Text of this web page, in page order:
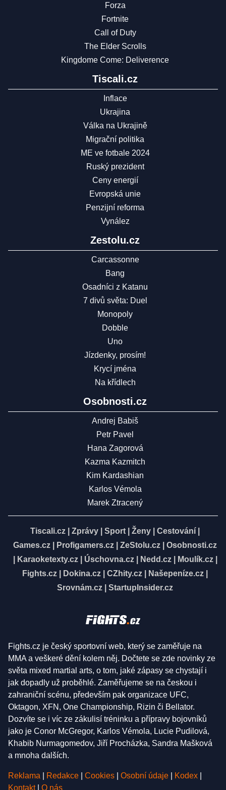
Forza
Fortnite
Call of Duty
The Elder Scrolls
Kingdome Come: Deliverence
Tiscali.cz
Inflace
Ukrajina
Válka na Ukrajině
Migrační politika
ME ve fotbale 2024
Ruský prezident
Ceny energií
Evropská unie
Penzijní reforma
Vynález
Zestolu.cz
Carcassonne
Bang
Osadníci z Katanu
7 divů světa: Duel
Monopoly
Dobble
Uno
Jízdenky, prosím!
Krycí jména
Na křídlech
Osobnosti.cz
Andrej Babiš
Petr Pavel
Hana Zagorová
Kazma Kazmitch
Kim Kardashian
Karlos Vémola
Marek Ztracený
Tiscali.cz Zprávy Sport Ženy Cestování
Games.cz
Profigamers.cz ZeStolu.cz
Osobnosti.cz
Karaoketexty.cz| Úschovna.cz| Nedd.cz| Moulík.cz|
Fights.cz
Dokina.cz CZhity.cz Našepeníze.cz
Srovnám.cz
StartupInsider.cz
Fights.cz je český sportovní web, který se zaměřuje na
MMA a veškeré dění kolem něj. Dočtete se zde novinky ze
světa mixed martial arts, o tom, jaké zápasy se chystají i
jak dopadly už proběhlé. Zaměřujeme se na českou i
zahraniční scénu, především pak organizace UFC,
Oktagon, XFN, One Championship, Rizin či Bellator.
Dozvíte se i víc ze zákulisí tréninku a přípravy bojovníků
jako je Conor McGregor, Karlos Vémola, Lucie Pudilová,
Khabib Nurmagomedov, Jiří Procházka, Sandra Mašková
a mnoha dalších.
Reklama Redakce Cookies Osobní údaje Kodex
Kontakt
O nás